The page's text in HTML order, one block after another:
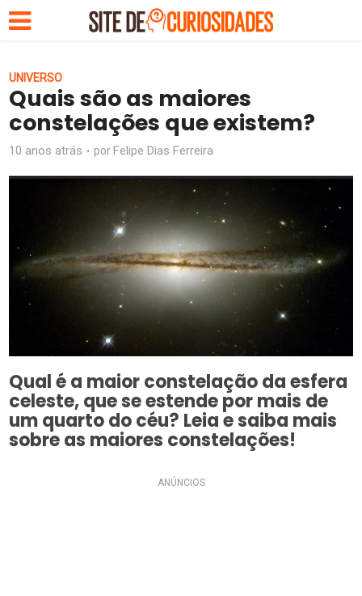
UNIVERSO
Quais são as maiores
constelações que existem?
10 anos atrás por Felipe Dias Ferreira
Qual é a maior constelação da esfera
celeste, que se estende por mais de
um quarto do céu? Leia e saiba mais
sobre as maiores constelações!
ANÚNCIOS